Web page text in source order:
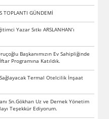
TOPLANTI GÜNDEMİ
Yazar Sıtkı ARSLANHAN’ı
Başkanımızın Ev Sahipliğinde
Programına Katıldık.
Termal Otelcilik İnşaat
Sn.Gökhan Uz ve Dernek Yönetim
Teşekkür Ediyorum.